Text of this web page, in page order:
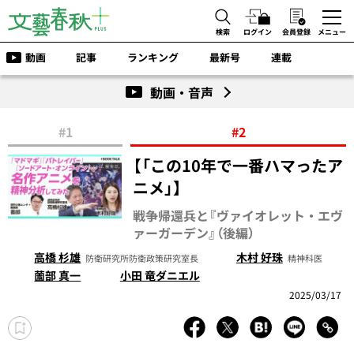
検索 ログイン 会員登録 メニュー
動画 記事 ランキング 最新号 連載
動画・音声
#1 #2
【「この10年で一番ハマったア
ニメ」】
戦争帰還兵と『ヴァイオレット・エヴ
ァーガーデン』（後編）
高橋 杉雄 防衛研究所防衛政策研究室長 木村 好珠 精神科医
薗部 真一 小田 竜ダニエル
2025/03/17